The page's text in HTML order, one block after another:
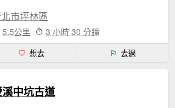
市坪林區
5.5公里 3 小時 30 分鐘
想去 去過
中坑古道